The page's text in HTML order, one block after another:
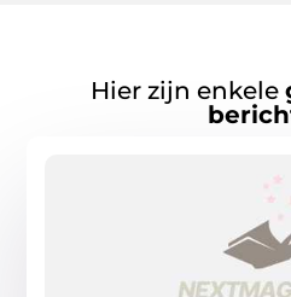
Hier zijn enkele